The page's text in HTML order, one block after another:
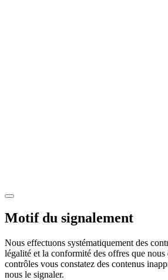
Motif du signalement
Nous effectuons systématiquement des
légalité et la conformité des offres que
contrôles vous constatez des contenus
nous le signaler.